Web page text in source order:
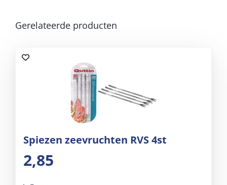
Gerelateerde producten
Spiezen zeevruchten RVS 4st
2,85